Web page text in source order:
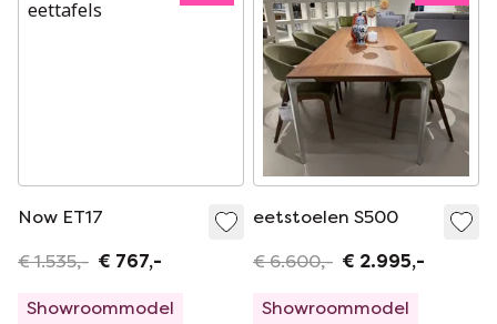
Now ET17
€ 1.535,- € 767,-
Showroommodel
eetstoelen S500
€ 6.600,- € 2.995,-
Showroommodel